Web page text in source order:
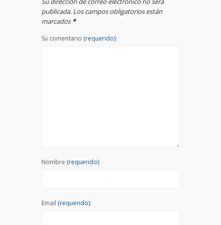
publicada. Los campos obligatorios están
marcados *
Su comentario (requerido):
Nombre (requerido):
Email (requerido):